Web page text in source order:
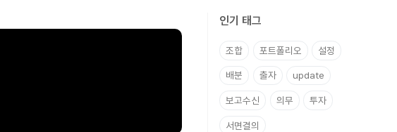
인기 태그
조합 포트폴리오 설정
배분 출자 update
보고수신 의무 투자
서면결의